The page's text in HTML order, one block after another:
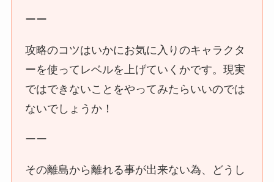
ーー
攻略のコツはいかにお気に入りのキャラクタ
ーを使ってレベルを上げていくかです。現実
ではできないことをやってみたらいいのでは
ないでしょうか！
ーー
その離島から離れる事が出来ない為、どうし